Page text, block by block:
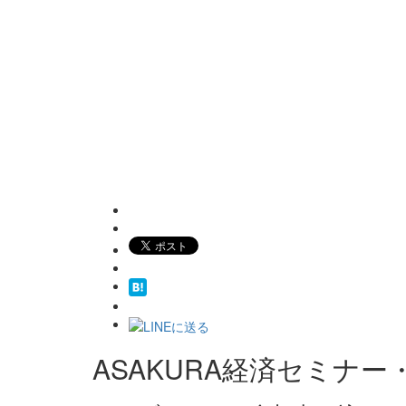
ASAKURA経済セミナー